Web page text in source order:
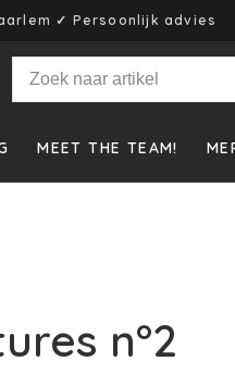
✓ Persoonlijk advies
MEET THE TEAM!
n°2